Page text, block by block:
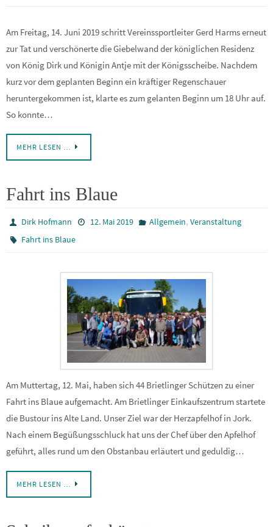
Am Freitag, 14. Juni 2019 schritt Vereinssportleiter Gerd Harms erneut
zur Tat und verschönerte die Giebelwand der königlichen Residenz
von König Dirk und Königin Antje mit der Königsscheibe. Nachdem
kurz vor dem geplanten Beginn ein kräftiger Regenschauer
heruntergekommen ist, klarte es zum gelanten Beginn um 18 Uhr auf.
So konnte…
MEHR LESEN …
Fahrt ins Blaue
Dirk Hofmann 12. Mai 2019 Allgemein, Veranstaltung
Fahrt ins Blaue
Am Muttertag, 12. Mai, haben sich 44 Brietlinger Schützen zu einer
Fahrt ins Blaue aufgemacht. Am Brietlinger Einkaufszentrum startete
die Bustour ins Alte Land. Unser Ziel war der Herzapfelhof in Jork.
Nach einem Begüßungsschluck hat uns der Chef über den Apfelhof
geführt, alles rund um den Obstanbau erläutert und geduldig…
MEHR LESEN …